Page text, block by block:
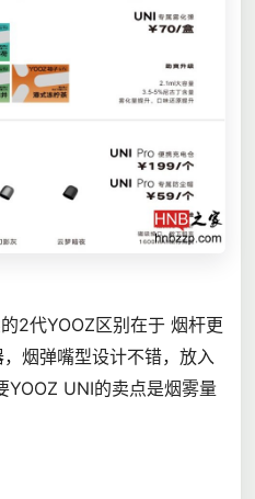
2代YOOZ区别在于 烟杆更
烟弹嘴型设计不错，放入
YOOZ UNI的卖点是烟雾量